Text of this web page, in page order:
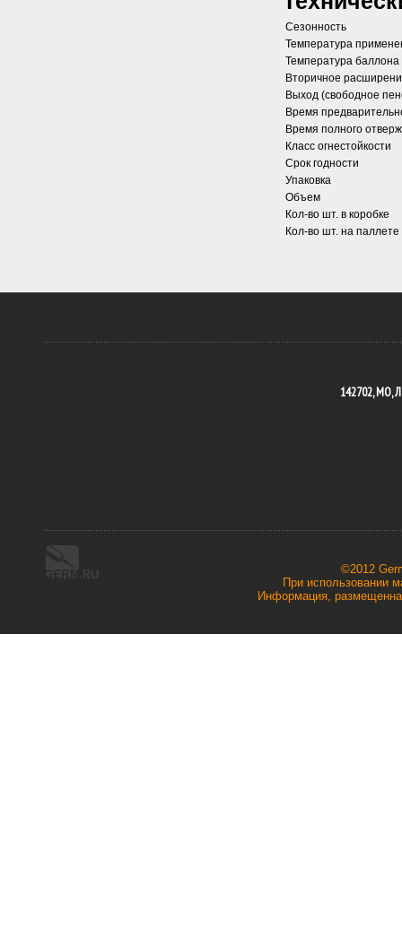
Сезонность
Температура
Температура баллона
Вторичное
Выход (свободное
Время
Время полного
Класс огнестойкости
Срок годности
Упаковка
Объем
Кол-во шт. в коробке
Кол-во шт. на паллете
142702, МО,
©2012
При использовании
Информация,